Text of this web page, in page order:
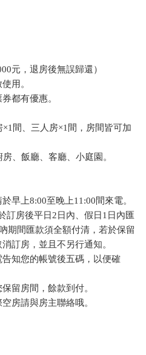
元，退房後無誤歸還）
用。
都有優惠。
間、三人房×1間，房間皆可加
、飯廳、客廳、小庭園。
早上8:00至晚上11:00間來電。
訂房後平日2日內、假日1日內匯
期間匯款須全額付清，若於保留
訂房，並且不另行通知。
知您的帳號後五碼，以便確
留房間，餘款到付。
房請與房主聯絡哦。